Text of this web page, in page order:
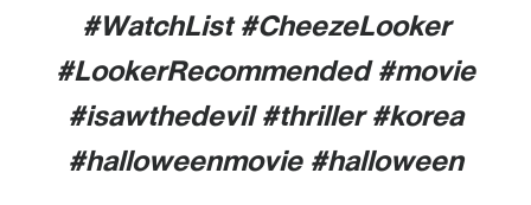
#WatchList #CheezeLooker
#LookerRecommended #movie
#isawthedevil #thriller #korea
#halloweenmovie #halloween